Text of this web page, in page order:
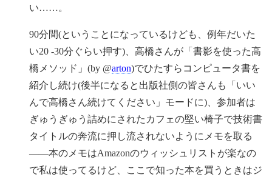
い……。
90分間(ということになっているけども、例年だいた
い20 -30分ぐらい押す)、高橋さんが「書影を使った高
橋メソッド」(by @arton)でひたすらコンピュータ書を
紹介し続け(後半になると出版社側の皆さんも「いい
んで高橋さん続けてください」モードに)、参加者は
ぎゅうぎゅう詰めにされたカフェの堅い椅子で技術書
タイトルの奔流に押し流されないようにメモを取る
——本のメモはAmazonのウィッシュリストが楽なの
で私は使ってるけど、ここで知った本を買うときはジ